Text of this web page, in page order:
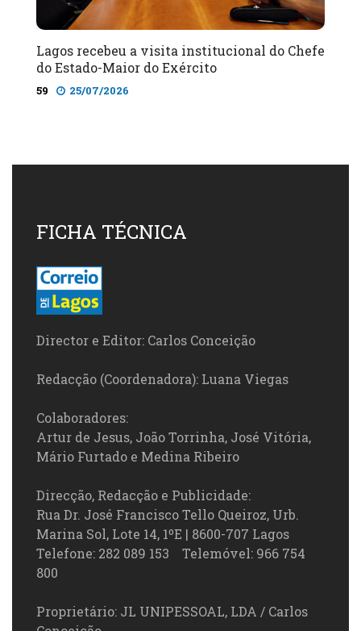
Lagos recebeu a visita institucional do Chefe
do Estado-Maior do Exército
59 25/07/2026
FICHA TÉCNICA
Director e Editor: Carlos Conceição
Redacção (Coordenadora): Luana Viegas
Colaboradores:
Artur de Jesus, João Torrinha, José Vitória,
Mário Furtado e Medina Ribeiro
Direcção, Redacção e Publicidade:
Rua Dr. José Francisco Tello Queiroz, Urb.
Marina Sol, Lote 14, 1ºE | 8600-707 Lagos
Telefone: 282 089 153 Telemóvel: 966 754
800
Proprietário: JL UNIPESSOAL, LDA / Carlos